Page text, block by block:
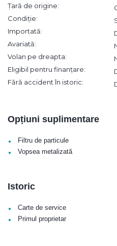
Țară de origine:
Condiție:
Importată:
Avariată:
Volan pe dreapta:
Eligibil pentru finanțare:
Fără accident în istoric:
Opțiuni suplimentare
• Filtru de particule
• Vopsea metalizată
Istoric
• Carte de service
• Primul proprietar